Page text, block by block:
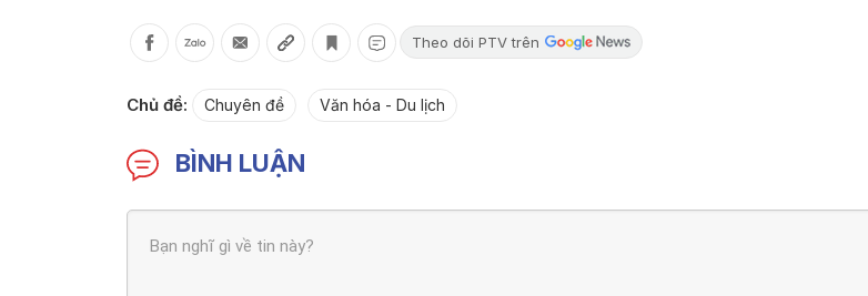
Theo dõi PTV trên
Chủ đề: Chuyên đề Văn hóa - Du lịch
BÌNH LUẬN